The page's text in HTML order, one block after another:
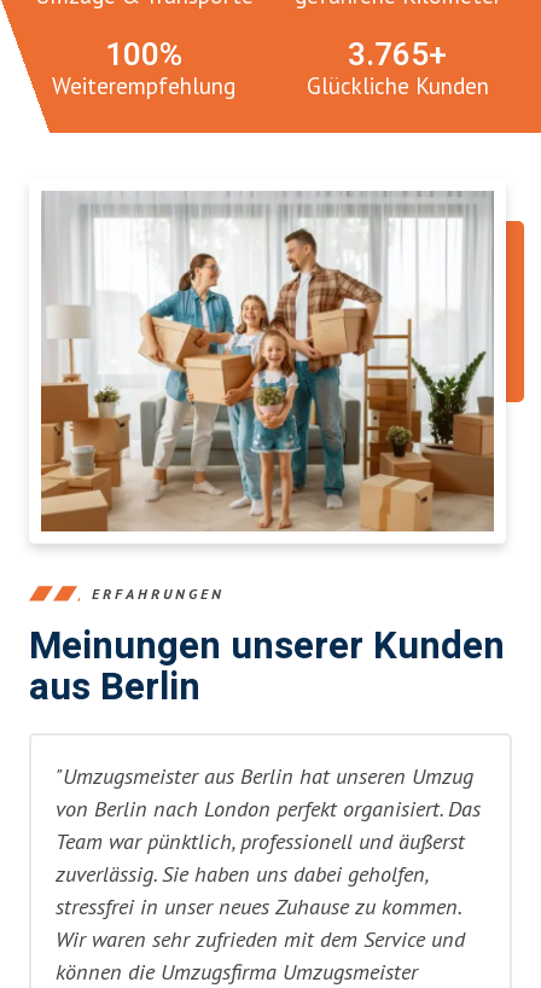
Weiterempfehlung
100%
Glückliche Kunden
3.765+
ERFAHRUNGEN
Meinungen unserer Kunden
aus Berlin
"Umzugsmeister aus Berlin hat unseren Umzug
von Berlin nach London perfekt organisiert. Das
Team war pünktlich, professionell und äußerst
zuverlässig. Sie haben uns dabei geholfen,
stressfrei in unser neues Zuhause zu kommen.
Wir waren sehr zufrieden mit dem Service und
können die Umzugsfirma Umzugsmeister